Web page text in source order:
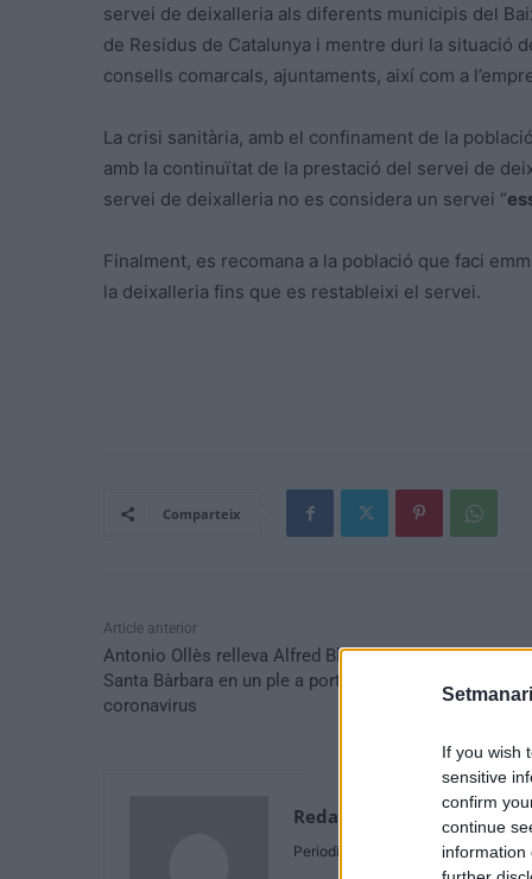
If you wish
sensitive
confirm
continue
information
servei de deixalleria als diferents municipis del
de Residus de Catalunya i mentre duri la situació
consells comarcals, ajuntaments, així com a
La crisi sanitària, amb el confinament de la
amb la continuïtat de la prestació del servei de
servei de deixalleria no es considera un servei “
Finalment, es recomana a la població que faci
la deixalleria fins que es restableixi el servei.
Comparteix
Article anterior
Antonio Ollès relleva Alfred Blanch com alcalde de
Santa Bàrbara en un ple a porta tancada pel
coronavirus
Redaccio
Periodistes